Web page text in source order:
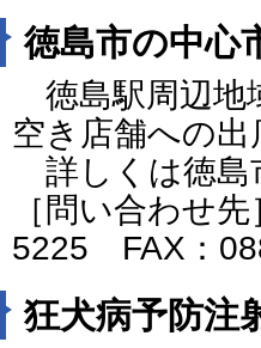
徳島市の中心
徳島駅周辺地
空き店舗への
詳しくは徳島
［問い合わせ
5225 FAX：
狂犬病予防注